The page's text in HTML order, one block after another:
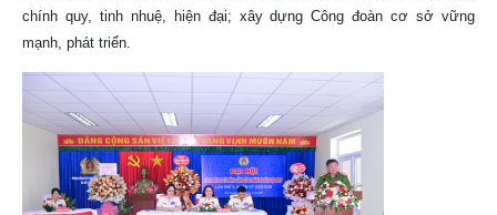
chính quy, tinh nhuệ, hiện đại; xây dựng Công đoàn cơ sở vững
mạnh, phát triển.